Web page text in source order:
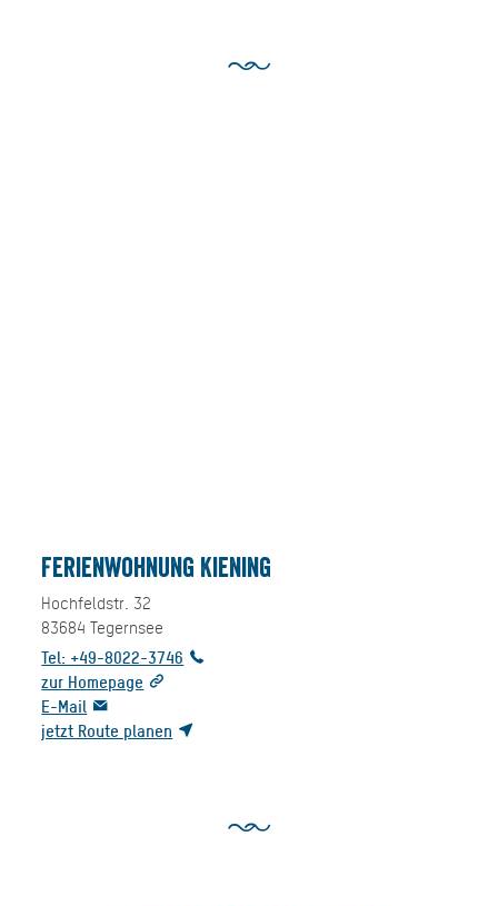
Ferienwohnung Kiening
Hochfeldstr. 32
83684 Tegernsee
Tel: +49-8022-3746
zur Homepage
E-Mail
jetzt Route planen